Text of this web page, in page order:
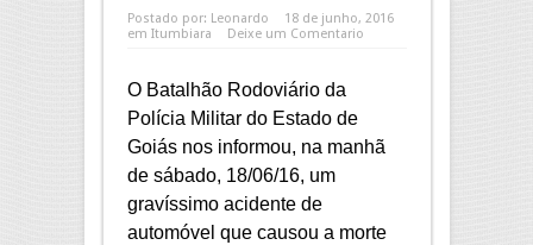
Postado por: Leonardo
18 de junho, 2016
em Itumbiara Deixe um Comentario
O Batalhão Rodoviário da
Polícia Militar do Estado de
Goiás nos informou, na manhã
de sábado, 18/06/16, um
gravíssimo acidente de
automóvel que causou a morte